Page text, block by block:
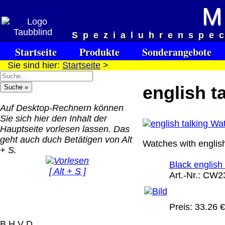
Startseite Produkte Sonderangebote
Sie sind hier: Startseite >
Auf Desktop-Rechnern können
Sie sich hier den Inhalt der
Hauptseite vorlesen lassen. Das
geht auch duch Betätigen von Alt
+ S.
[ Alt + S ]
english
Watches with
Black
Art.-Nr.:
Preis: 33.26 €
QR Code:
Versandkosten DHL Standard
bis 5kg
Deutschland Vorkasse:
6.95 €
EU (inkl. Schweiz)
Vorkasse: 20.00 €
EU (inkl. Schweiz)
PayPal: 20.00 €
Der Versand erfolgt als
versichertes Paket.
Selbstabholung vom